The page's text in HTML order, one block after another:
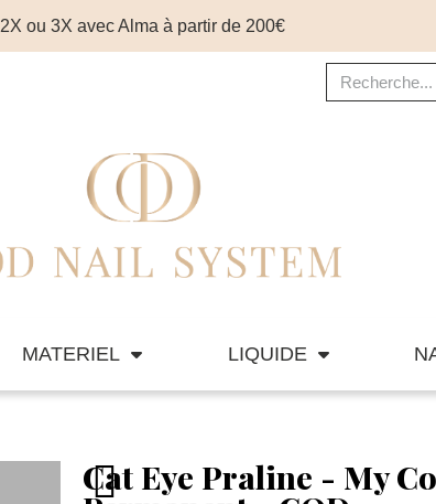
2X ou 3X avec Alma à partir de 200€
MATERIEL LIQUIDE
Cat Eye Praline - My